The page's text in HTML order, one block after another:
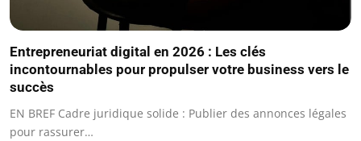
Entrepreneuriat digital en 2026 : Les clés
incontournables pour propulser votre business vers le
succès
EN BREF Cadre juridique solide : Publier des annonces légales
pour rassurer…